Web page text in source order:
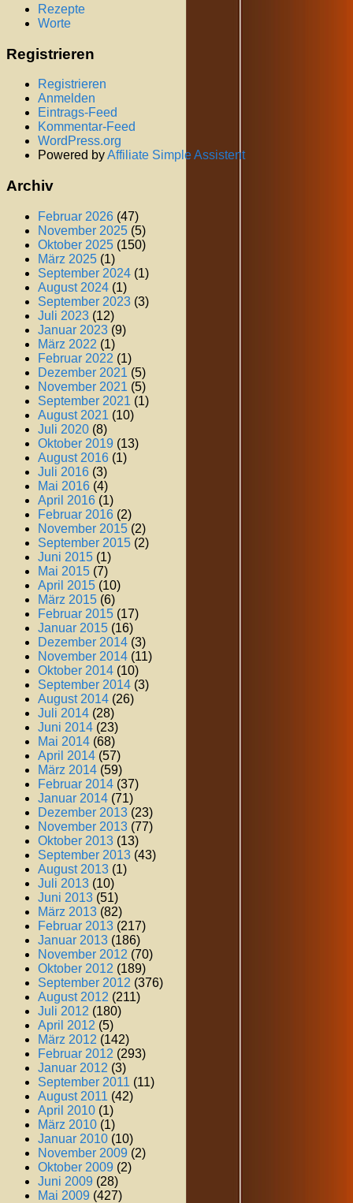
Rezepte
Worte
Registrieren
Registrieren
Anmelden
Eintrags-Feed
Kommentar-Feed
WordPress.org
Powered byAffiliate Simple Assistent
Archiv
Februar 2026 (47)
November 2025 (5)
Oktober 2025 (150)
März 2025 (1)
September 2024 (1)
August 2024 (1)
September 2023 (3)
Juli 2023 (12)
Januar 2023 (9)
März 2022 (1)
Februar 2022 (1)
Dezember 2021 (5)
November 2021 (5)
September 2021 (1)
August 2021 (10)
Juli 2020 (8)
Oktober 2019 (13)
August 2016 (1)
Juli 2016 (3)
Mai 2016 (4)
April 2016 (1)
Februar 2016 (2)
November 2015 (2)
September 2015 (2)
Juni 2015 (1)
Mai 2015 (7)
April 2015 (10)
März 2015 (6)
Februar 2015 (17)
Januar 2015 (16)
Dezember 2014 (3)
November 2014 (11)
Oktober 2014 (10)
September 2014 (3)
August 2014 (26)
Juli 2014 (28)
Juni 2014 (23)
Mai 2014 (68)
April 2014 (57)
März 2014 (59)
Februar 2014 (37)
Januar 2014 (71)
Dezember 2013 (23)
November 2013 (77)
Oktober 2013 (13)
September 2013 (43)
August 2013 (1)
Juli 2013 (10)
Juni 2013 (51)
März 2013 (82)
Februar 2013 (217)
Januar 2013 (186)
November 2012 (70)
Oktober 2012 (189)
September 2012 (376)
August 2012 (211)
Juli 2012 (180)
April 2012 (5)
März 2012 (142)
Februar 2012 (293)
Januar 2012 (3)
September 2011 (11)
August 2011 (42)
April 2010 (1)
März 2010 (1)
Januar 2010 (10)
November 2009 (2)
Oktober 2009 (2)
Juni 2009 (28)
Mai 2009 (427)